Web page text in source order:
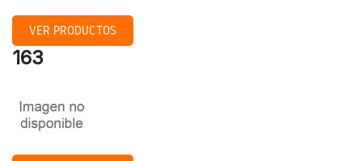
VER PRODUCTOS
163